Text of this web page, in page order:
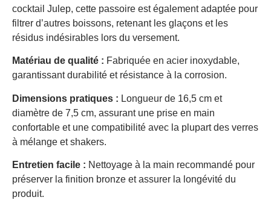
cocktail Julep, cette passoire est également adaptée pour
filtrer d’autres boissons, retenant les glaçons et les
résidus indésirables lors du versement.​
Matériau de qualité : Fabriquée en acier inoxydable,
garantissant durabilité et résistance à la corrosion.​
Dimensions pratiques : Longueur de 16,5 cm et
diamètre de 7,5 cm, assurant une prise en main
confortable et une compatibilité avec la plupart des verres
à mélange et shakers.​
Entretien facile : Nettoyage à la main recommandé pour
préserver la finition bronze et assurer la longévité du
produit.​